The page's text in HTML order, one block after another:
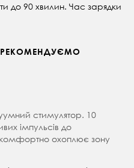
до 90 хвилин. Час зарядки
стимулятор. 10
імпульсів до
охоплює зону